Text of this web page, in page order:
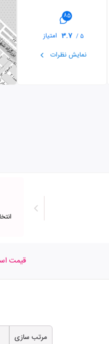
85
5 /
3.7 امتیاز
نمایش نظرات
قیمت
مرتب سازی